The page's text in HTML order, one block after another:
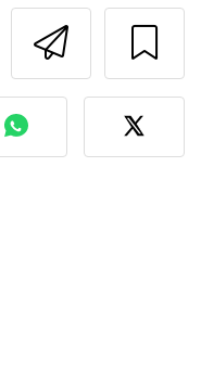
Imprimao autor